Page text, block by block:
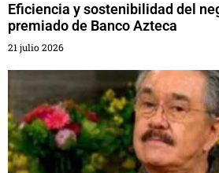
Eficiencia y sostenibilidad del
premiado de Banco Azteca
21 julio 2026